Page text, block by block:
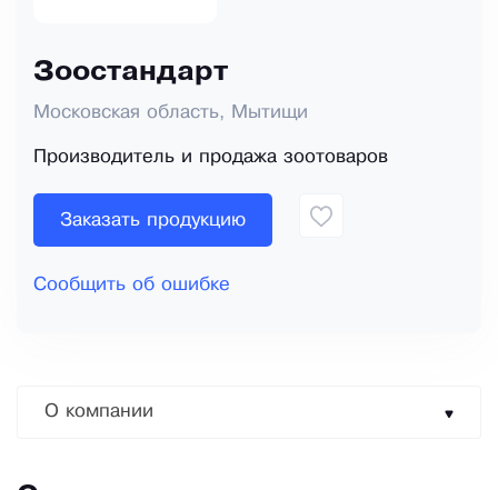
Зоостандарт
Московская область, Мытищи
Производитель и продажа зоотоваров
Заказать продукцию
Сообщить об ошибке
О компании